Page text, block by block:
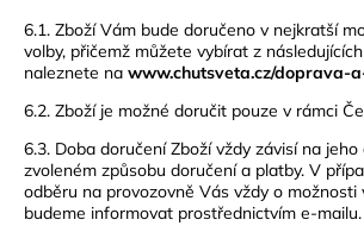
6.1. Zboží Vám bude doručeno v nejkratší
volby, přičemž můžete vybírat z
naleznete na www.chutsveta.cz/doprava-
6.2. Zboží je možné doručit pouze v rámci
6.3. Doba doručení Zboží vždy závisí na
zvoleném způsobu doručení a platby. V
odběru na provozovně Vás vždy o možnosti
budeme informovat prostřednictvím e-mailu.